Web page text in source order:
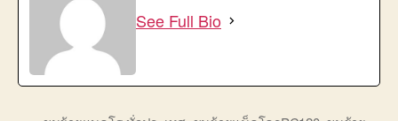
See Full Bio